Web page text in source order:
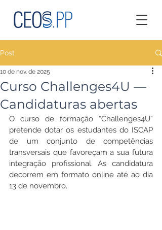
Post
Curso Challenges4U —
Candidaturas abertas
10 de nov. de 2025
O curso de formação “Challenges4U”
pretende dotar os estudantes do ISCAP
de um conjunto de competências
transversais que favoreçam a sua futura
integração profissional. As candidatura
decorrem em formato online até ao dia
13 de novembro.